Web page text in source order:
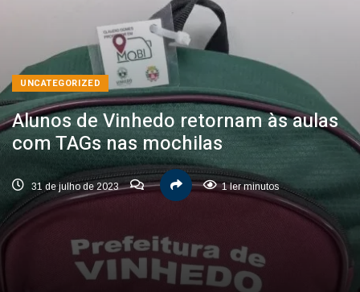
UNCATEGORIZED
Alunos de Vinhedo retornam às aulas
com TAGs nas mochilas
31 de julho de 2023 1 ler minutos